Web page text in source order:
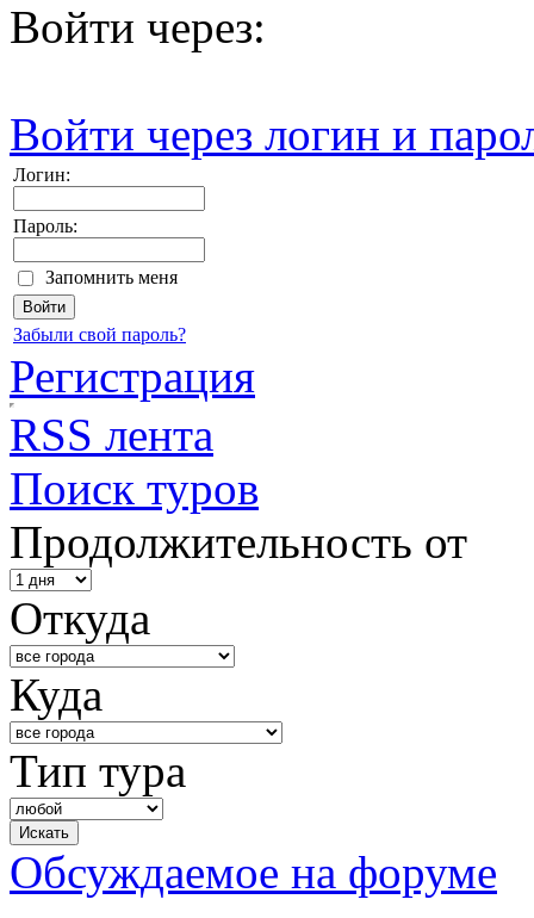
Войти через:
Войти через логин и
Логин:
Пароль:
Запомнить меня
Забыли свой пароль?
Регистрация
RSS лента
Поиск туров
Продолжительность от
Откуда
Куда
Тип тура
Обсуждаемое на форуме